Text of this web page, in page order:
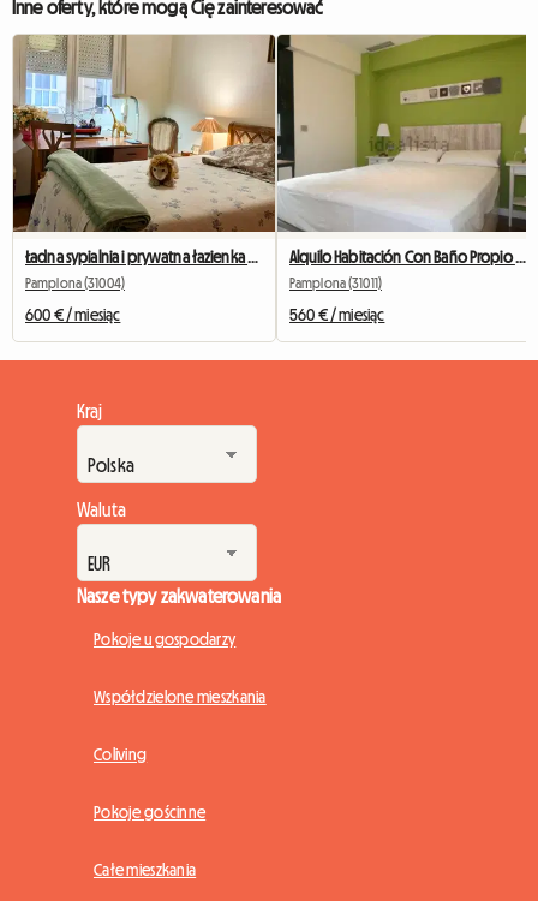
Inne oferty, które mogą Cię zainteresować
Pamplona (31004)
600 € / miesiąc
Pamplona (31011)
560 € / miesiąc
Kraj
Waluta
Nasze typy zakwaterowania
Pokoje u gospodarzy
Współdzielone mieszkania
Coliving
Pokoje gościnne
Całe mieszkania